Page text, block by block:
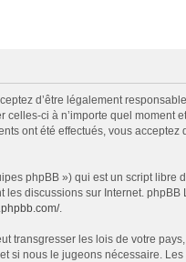
d’être légalement
ci à n’importe quel moment
ont été effectués, vous
phpBB ») qui est un script libre
les discussions sur Internet.
.
transgresser les lois de votre
si nous le jugeons nécessaire.